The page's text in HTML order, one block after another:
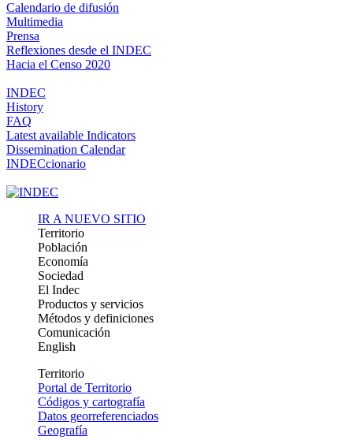
Calendario de difusión
Multimedia
Prensa
Reflexiones desde el INDEC
Hacia el Censo 2020
INDEC
History
FAQ
Latest available Indicators
Dissemination Calendar
INDECcionario
IR A NUEVO SITIO
Territorio
Población
Economía
Sociedad
El Indec
Productos y servicios
Métodos y definiciones
Comunicación
English
Territorio
Portal de Territorio
Códigos y cartografía
Datos georreferenciados
Geografía